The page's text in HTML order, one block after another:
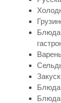
Блюда
Блюда